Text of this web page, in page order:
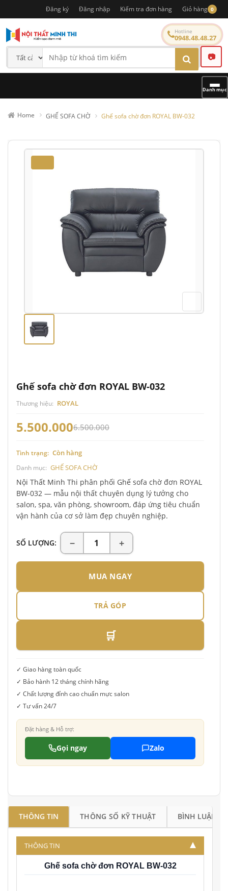
Đăng ký Đăng nhập Kiểm tra đơn hàng Giỏ hàng 0
📷
Hotline
0948.48.48.27
Danh mục
Home GHẾ SOFA CHỜ Ghế sofa chờ đơn ROYAL BW-032
Ghế sofa chờ đơn ROYAL BW-032
Thương hiệu: ROYAL
5.500.0006.500.000
Tình trạng: Còn hàng
Danh mục: GHẾ SOFA CHỜ
Nội Thất Minh Thi phân phối Ghế sofa chờ đơn ROYAL
BW-032 — mẫu nội thất chuyên dụng lý tưởng cho
salon, spa, văn phòng, showroom, đáp ứng tiêu chuẩn
vận hành của cơ sở làm đẹp chuyên nghiệp.
SỐ LƯỢNG:
MUA NGAY
TRẢ GÓP
🛒
✓ Giao hàng toàn quốc
✓ Bảo hành 12 tháng chính hãng
✓ Chất lượng đỉnh cao chuẩn mực salon
✓ Tư vấn 24/7
Đặt hàng & Hỗ trợ:
Gọi ngay Zalo
THÔNG TIN THÔNG SỐ KỸ THUẬT BÌNH LUẬN
THÔNG TIN
Ghế sofa chờ đơn ROYAL BW-032